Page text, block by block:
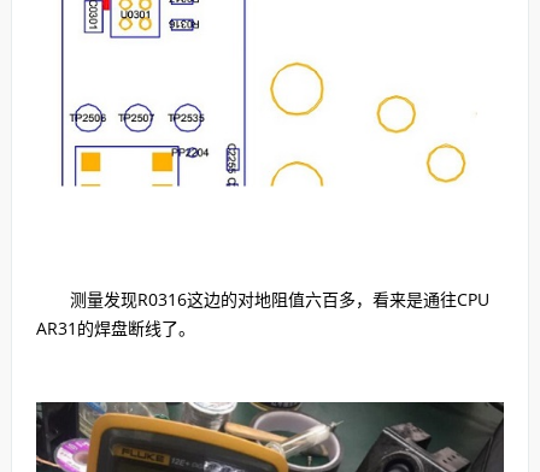
测量发现R0316这边的对地阻值六百多，看来是通往CPU
AR31的焊盘断线了。